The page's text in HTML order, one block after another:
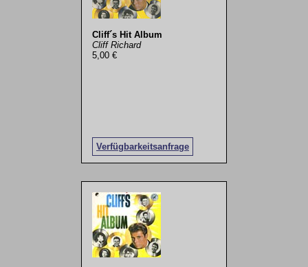
Cliff´s Hit Album
Cliff Richard
5,00 €
Verfügbarkeitsanfrage